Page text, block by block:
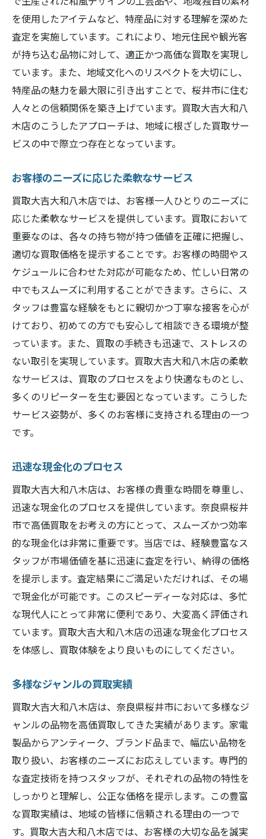
を使用したアイテムなど、特産品に対する理解を深めた
査定を実施しています。これにより、地元住民や観光客
が持ち込む品物に対して、適正かつ高価な買取を実現し
ています。また、地域文化へのリスペクトを大切にし、
特産品の魅力を最大限に引き出すことで、桜井市に住む
人々との信頼関係を築き上げています。買取大吉大和八
木店のこうしたアプローチは、地域に根ざした買取サー
ビスの中で際立つ存在となっています。
お客様のニーズに応じた柔軟なサービス
買取大吉大和八木店では、お客様一人ひとりのニーズに
応じた柔軟なサービスを提供しています。買取において
重要なのは、各々の持ち物が持つ価値を正確に把握し、
適切な買取価格を提示することです。お客様の時間やス
ケジュールに合わせた対応が可能なため、忙しい日常の
中でもスムーズに利用することができます。さらに、ス
タッフは豊富な経験をもとに親切かつ丁寧な接客を心が
けており、初めての方でも安心して相談できる環境が整
っています。また、買取の手続きも迅速で、ストレスの
ない取引を実現しています。買取大吉大和八木店の柔軟
なサービスは、買取のプロセスをより快適なものとし、
多くのリピーターを生む要因となっています。こうした
サービス姿勢が、多くのお客様に支持される理由の一つ
です。
迅速な現金化のプロセス
買取大吉大和八木店は、お客様の貴重な時間を尊重し、
迅速な現金化のプロセスを提供しています。奈良県桜井
市で高価買取をお考えの方にとって、スムーズかつ効率
的な現金化は非常に重要です。当店では、経験豊富なス
タッフが市場価値を基に迅速に査定を行い、納得の価格
を提示します。査定結果にご満足いただければ、その場
で現金化が可能です。このスピーディーな対応は、多忙
な現代人にとって非常に便利であり、大変高く評価され
ています。買取大吉大和八木店の迅速な現金化プロセス
を体感し、買取体験をより良いものにしてください。
多様なジャンルの買取実績
買取大吉大和八木店は、奈良県桜井市において多様なジ
ャンルの品物を高価買取してきた実績があります。家電
製品からアンティーク、ブランド品まで、幅広い品物を
取り扱い、お客様のニーズにお応えしています。専門的
な査定技術を持つスタッフが、それぞれの品物の特性を
しっかりと理解し、公正な価格を提示します。この豊富
な買取実績は、地域の皆様に信頼される理由の一つで
す。買取大吉大和八木店では、お客様の大切な品を誠実